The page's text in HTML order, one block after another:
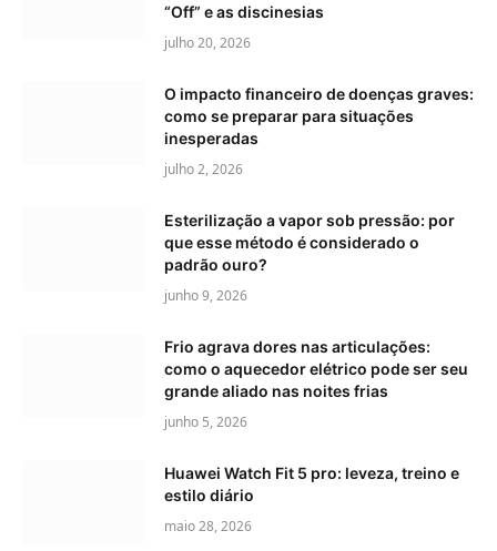
“Off” e as discinesias
julho 20, 2026
O impacto financeiro de doenças graves:
como se preparar para situações
inesperadas
julho 2, 2026
Esterilização a vapor sob pressão: por
que esse método é considerado o
padrão ouro?
junho 9, 2026
Frio agrava dores nas articulações:
como o aquecedor elétrico pode ser seu
grande aliado nas noites frias
junho 5, 2026
Huawei Watch Fit 5 pro: leveza, treino e
estilo diário
maio 28, 2026